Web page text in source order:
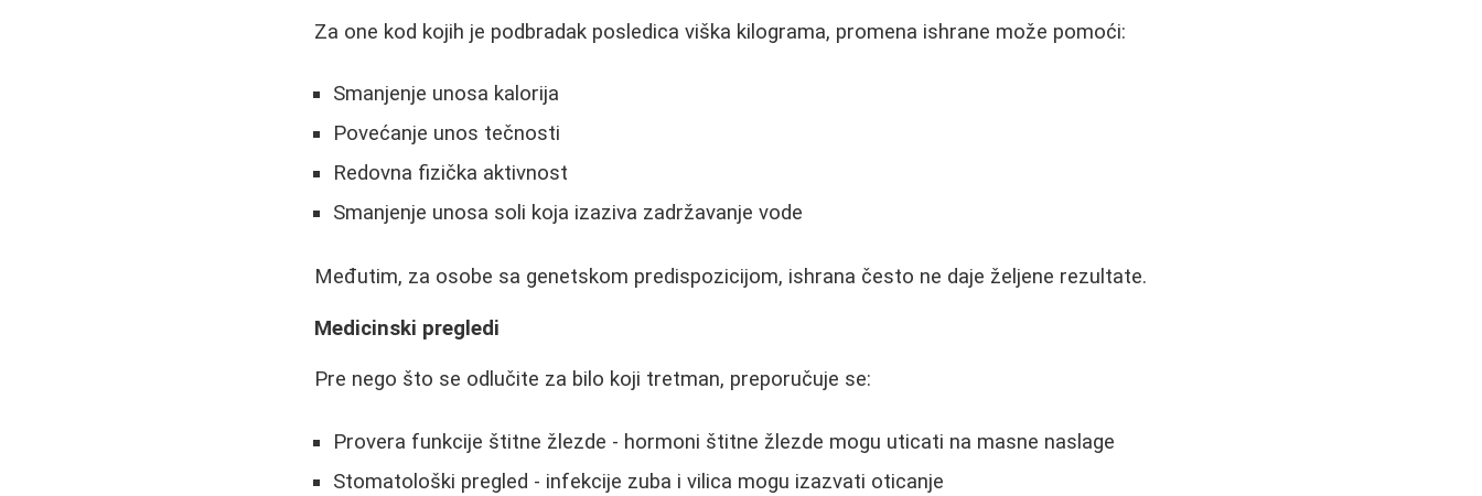
Za one kod kojih je podbradak posledica viška kilograma, promena ishrane može pomoći:
Smanjenje unosa kalorija
Povećanje unos tečnosti
Redovna fizička aktivnost
Smanjenje unosa soli koja izaziva zadržavanje vode
Međutim, za osobe sa genetskom predispozicijom, ishrana često ne daje željene rezultate.
Medicinski pregledi
Pre nego što se odlučite za bilo koji tretman, preporučuje se:
Provera funkcije štitne žlezde - hormoni štitne žlezde mogu uticati na masne naslage
Stomatološki pregled - infekcije zuba i vilica mogu izazvati oticanje